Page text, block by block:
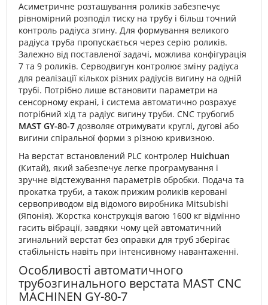
Асиметричне розташування роликів забезпечує
рівномірний розподіл тиску на трубу і більш точний
контроль радіуса згину. Для формування великого
радіуса труба пропускається через серію роликів.
Залежно від поставленої задачі, можлива конфігурація
7 та 9 роликів. Серводвигун контролює зміну радіуса
для реалізації кількох різних радіусів вигину на одній
трубі. Потрібно лише встановити параметри на
сенсорному екрані, і система автоматично розрахує
потрібний хід та радіус вигину труби. CNC трубогиб
MAST GY-80-7 дозволяє отримувати круглі, дугові або
вигини спіральної форми з різною кривизною.
На верстат встановлений PLC контролер Huichuan
(Китай), який забезпечує легке програмування і
зручне відстежування параметрів обробки. Подача та
прокатка труби, а також прижим роликів керовані
сервоприводом від відомого виробника Mitsubishi
(Японія). Жорстка конструкція вагою 1600 кг відмінно
гасить вібрації, завдяки чому цей автоматичний
згинальний верстат без оправки для труб зберігає
стабільність навіть при інтенсивному навантаженні.
Особливості автоматичного
трубозгинального верстата MAST CNC
MACHINEN GY-80-7